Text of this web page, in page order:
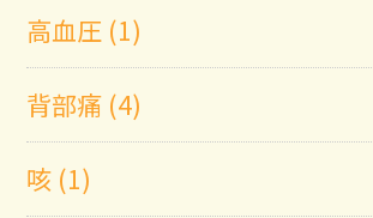
高血圧 (1)
背部痛 (4)
咳 (1)